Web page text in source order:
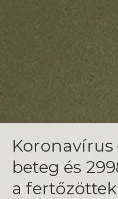
Koronavírus
beteg és
a